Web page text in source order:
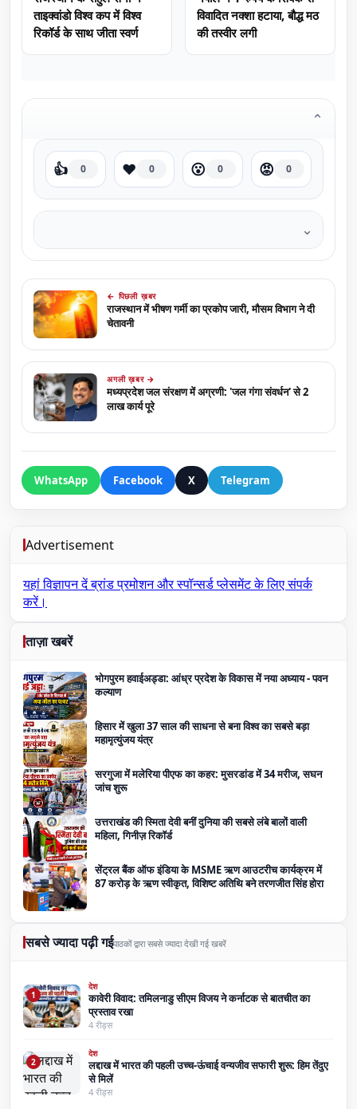
ताइक्वांडो विश्व कप में विश्व
रिकॉर्ड के साथ जीता स्वर्ण
विवादित नक्शा हटाया, बौद्ध मठ
की तस्वीर लगी
⌄
👍 0 ❤️ 0 😮 0 😡 0
⌄
← पिछली ख़बर
राजस्थान में भीषण गर्मी का प्रकोप जारी, मौसम विभाग ने दी
चेतावनी
अगली ख़बर →
मध्यप्रदेश जल संरक्षण में अग्रणी: 'जल गंगा संवर्धन' से 2
लाख कार्य पूरे
WhatsApp Facebook X Telegram
Advertisement
यहां विज्ञापन देंब्रांड प्रमोशन और स्पॉन्सर्ड प्लेसमेंट के लिए संपर्क
करें।
ताज़ा खबरें
भोगपुरम हवाईअड्डा: आंध्र प्रदेश के विकास में नया अध्याय - पवन
कल्याण
हिसार में खुला 37 साल की साधना से बना विश्व का सबसे बड़ा
महामृत्युंजय यंत्र
सरगुजा में मलेरिया पीएफ का कहर: मुसरडांड में 34 मरीज, सघन
जांच शुरू
उत्तराखंड की स्मिता देवी बनीं दुनिया की सबसे लंबे बालों वाली
महिला, गिनीज़ रिकॉर्ड
सेंट्रल बैंक ऑफ इंडिया के MSME ऋण आउटरीच कार्यक्रम में
87 करोड़ के ऋण स्वीकृत, विशिष्ट अतिथि बने तरणजीत सिंह होरा
सबसे ज्यादा पढ़ी गईपाठकों द्वारा सबसे ज्यादा देखी गई खबरें
1
देश
कावेरी विवाद: तमिलनाडु सीएम विजय ने कर्नाटक से बातचीत का
प्रस्ताव रखा
4 रीड्स
2
देश
लद्दाख में भारत की पहली उच्च-ऊंचाई वन्यजीव सफारी शुरू: हिम तेंदुए
से मिलें
4 रीड्स